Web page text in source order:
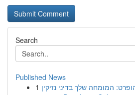
Search
Published News
1 המומחה שלך בדיני נזיקין